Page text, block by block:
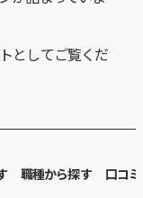
としてご覧くだ
職種から探す 口コ